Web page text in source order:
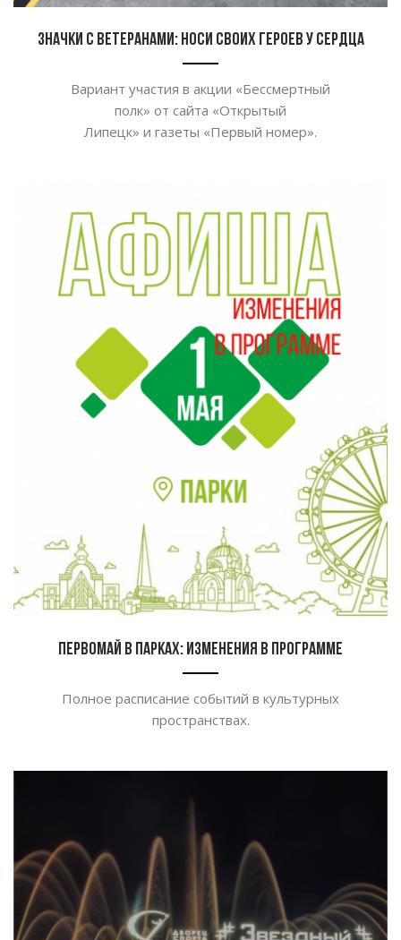
Значки с ветеранами: носи своих героев у сердца
Вариант участия в акции «Бессмертный
полк» от сайта «Открытый
Липецк» и газеты «Первый номер».
Первомай в парках: изменения в программе
Полное расписание событий в культурных
пространствах.